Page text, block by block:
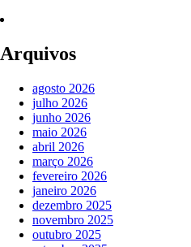
Arquivos
agosto 2026
julho 2026
junho 2026
maio 2026
abril 2026
março 2026
fevereiro 2026
janeiro 2026
dezembro 2025
novembro 2025
outubro 2025